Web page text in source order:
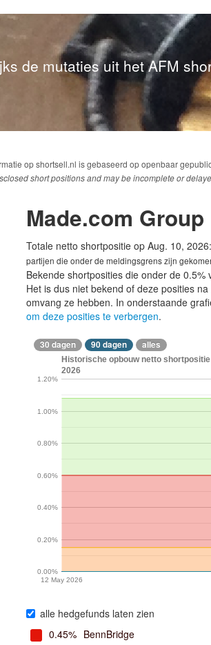
de mutaties uit het AFM
op shortsell.nl is gebaseerd op openbaar
short positions and may be incomplete or
Made.com Group
Totale netto shortpositie op Aug. 10,
partijen die onder de meldingsgrens zijn
Bekende shortposities die onder de
Het is dus niet bekend of deze posities
omvang ze hebben. In onderstaande
om deze posities te verbergen.
30 dagen 90 dagen alles
Historische opbouw netto
2026
12 May 2026
0.00%
0.20%
0.40%
0.60%
0.80%
1.00%
1.20%
alle hedgefunds laten zien
0.45% BennBridge